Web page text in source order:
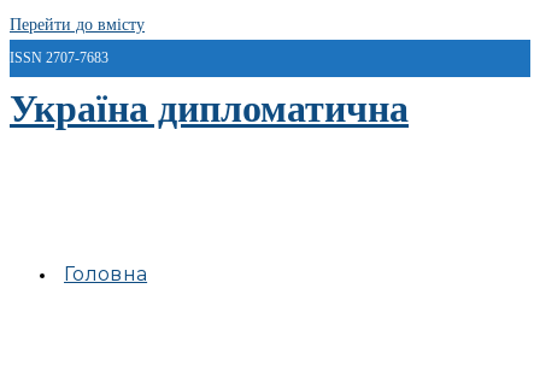
Перейти до вмісту
ISSN 2707-7683
Україна дипломатична
Головна